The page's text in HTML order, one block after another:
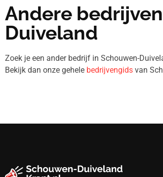
Andere
Duiveland
Zoek je een ander bedrijf in Schouwen-
Bekijk dan onze gehele bedrijvengids van